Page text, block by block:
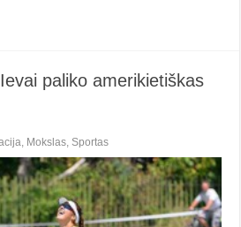
paliko amerikietiškas
, Mokslas, Sportas